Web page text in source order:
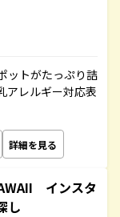
ットがたっぷり詰
アレルギー対応表
詳細を見る
インスタ
し